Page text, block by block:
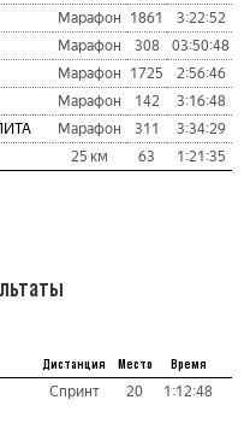
Марафон 1861 3:22:52
Марафон 308 03:50:48
Марафон 1725 2:56:46
Марафон 142 3:16:48
Марафон 311 3:34:29
25 км 63 1:21:35
Дистанция Место Время
Спринт 20 1:12:48